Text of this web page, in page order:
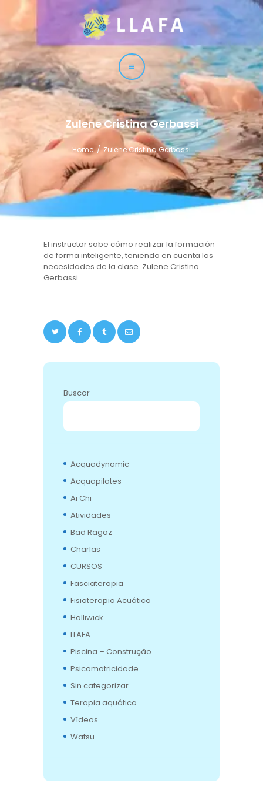
Zulene Cristina Gerbassi
Home Zulene Cristina Gerbassi
LLAFA
Liga Latinoamericana de Fisioterapia Acuática
LIGA
CURSOS
TÉCNICAS
SERVICIO
CONTACTO
El instructor sabe cómo realizar la formación
de forma inteligente, teniendo en cuenta las
necesidades de la clase. Zulene Cristina
Gerbassi
Buscar
Acquadynamic
Acquapilates
Ai Chi
Atividades
Bad Ragaz
Charlas
CURSOS
Fasciaterapia
Fisioterapia Acuática
Halliwick
LLAFA
Piscina – Construção
Psicomotricidade
Sin categorizar
Terapia aquática
Vídeos
Watsu